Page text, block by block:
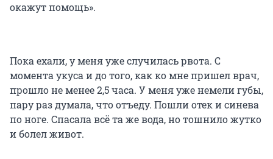
окажут помощь».
Пока ехали, у меня уже случилась рвота. С
момента укуса и до того, как ко мне пришел врач,
прошло не менее 2,5 часа. У меня уже немели губы,
пару раз думала, что отъеду. Пошли отек и синева
по ноге. Спасала всё та же вода, но тошнило жутко
и болел живот.